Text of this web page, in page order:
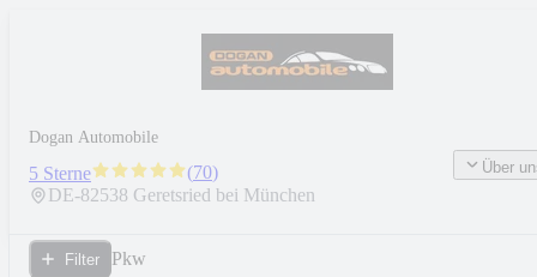
Dogan Automobile
5 Sterne (70)
DE-82538 Geretsried bei München
Über
Filter Pkw